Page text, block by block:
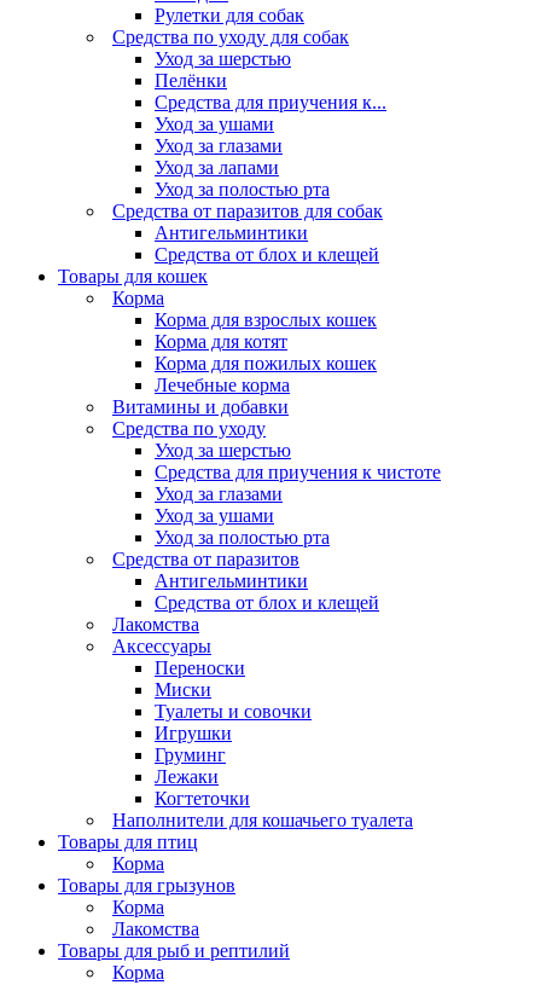
Рулетки для собак
Средства по уходу для собак
Уход за шерстью
Пелёнки
Средства для приучения к...
Уход за ушами
Уход за глазами
Уход за лапами
Уход за полостью рта
Средства от паразитов для собак
Антигельминтики
Средства от блох и клещей
Товары для кошек
Корма
Корма для взрослых кошек
Корма для котят
Корма для пожилых кошек
Лечебные корма
Витамины и добавки
Средства по уходу
Уход за шерстью
Средства для приучения к чистоте
Уход за глазами
Уход за ушами
Уход за полостью рта
Средства от паразитов
Антигельминтики
Средства от блох и клещей
Лакомства
Аксессуары
Переноски
Миски
Туалеты и совочки
Игрушки
Груминг
Лежаки
Когтеточки
Наполнители для кошачьего туалета
Товары для птиц
Корма
Товары для грызунов
Корма
Лакомства
Товары для рыб и рептилий
Корма